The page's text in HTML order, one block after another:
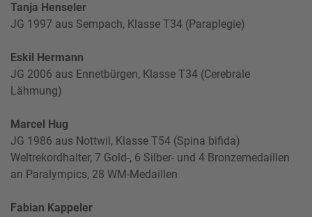
Tanja Henseler
JG 1997 aus Sempach, Klasse T34 (Paraplegie)
Eskil Hermann
JG 2006 aus Ennetbürgen, Klasse T34 (Cerebrale
Lähmung)
Marcel Hug
JG 1986 aus Nottwil, Klasse T54 (Spina bifida)
Weltrekordhalter, 7 Gold-, 6 Silber- und 4 Bronzemedaillen
an Paralympics, 28 WM-Medaillen
Fabian Kappeler